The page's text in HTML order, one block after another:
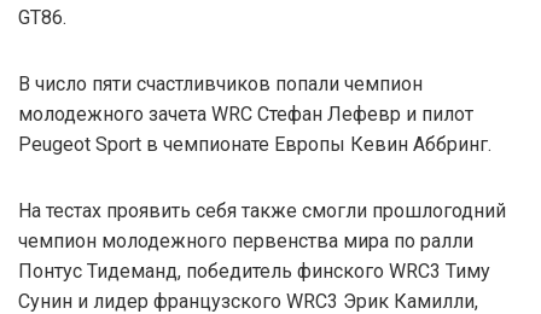
GT86.
В число пяти счастливчиков попали чемпион
молодежного зачета WRC Стефан Лефевр и пилот
Peugeot Sport в чемпионате Европы Кевин Аббринг.
На тестах проявить себя также смогли прошлогодний
чемпион молодежного первенства мира по ралли
Понтус Тидеманд, победитель финского WRC3 Тиму
Сунин и лидер французского WRC3 Эрик Камилли,